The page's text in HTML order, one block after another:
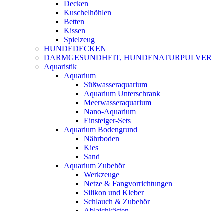
Decken
Kuschelhöhlen
Betten
Kissen
Spielzeug
HUNDEDECKEN
DARMGESUNDHEIT, HUNDENATURPULVER
Aquaristik
Aquarium
Süßwasseraquarium
Aquarium Unterschrank
Meerwasseraquarium
Nano-Aquarium
Einsteiger-Sets
Aquarium Bodengrund
Nährboden
Kies
Sand
Aquarium Zubehör
Werkzeuge
Netze & Fangvorrichtungen
Silikon und Kleber
Schlauch & Zubehör